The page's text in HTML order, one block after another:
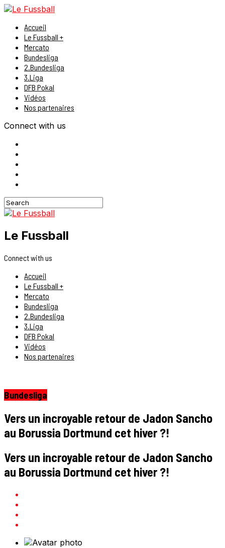
Accueil
Le Fussball +
Mercato
Bundesliga
2.Bundesliga
3.Liga
DFB Pokal
Vidéos
Nos partenaires
Connect with us
Le Fussball
Connect with us
Accueil
Le Fussball +
Mercato
Bundesliga
2.Bundesliga
3.Liga
DFB Pokal
Vidéos
Nos partenaires
Bundesliga
Vers un incroyable retour de Jadon Sancho
au Borussia Dortmund cet hiver ?!
Vers un incroyable retour de Jadon Sancho
au Borussia Dortmund cet hiver ?!